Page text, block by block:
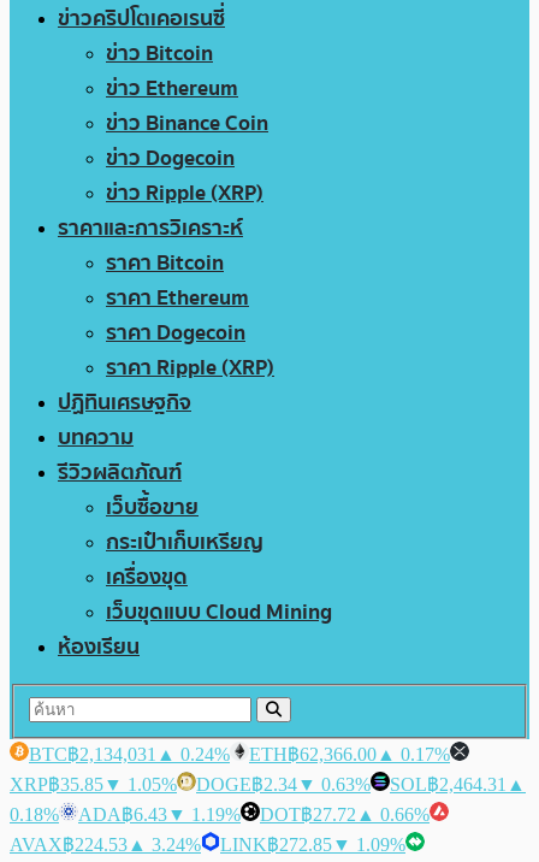
ข่าวคริปโตเคอเรนซี่
ข่าว Bitcoin
ข่าว Ethereum
ข่าว Binance Coin
ข่าว Dogecoin
ข่าว Ripple (XRP)
ราคาและการวิเคราะห์
ราคา Bitcoin
ราคา Ethereum
ราคา Dogecoin
ราคา Ripple (XRP)
ปฏิทินเศรษฐกิจ
บทความ
รีวิวผลิตภัณฑ์
เว็บซื้อขาย
กระเป๋าเก็บเหรียญ
เครื่องขุด
เว็บขุดแบบ Cloud Mining
ห้องเรียน
BTC฿2,134,031 ▲ 0.24% ETH฿62,366.00 ▲ 0.17%
XRP฿35.85▼ 1.05% DOGE฿2.34▼ 0.63% SOL฿2,464.31 ▲
0.18%
ADA฿6.43▼ 1.19% DOT฿27.72 ▲ 0.66%
AVAX฿224.53 ▲ 3.24% LINK฿272.85▼ 1.09%